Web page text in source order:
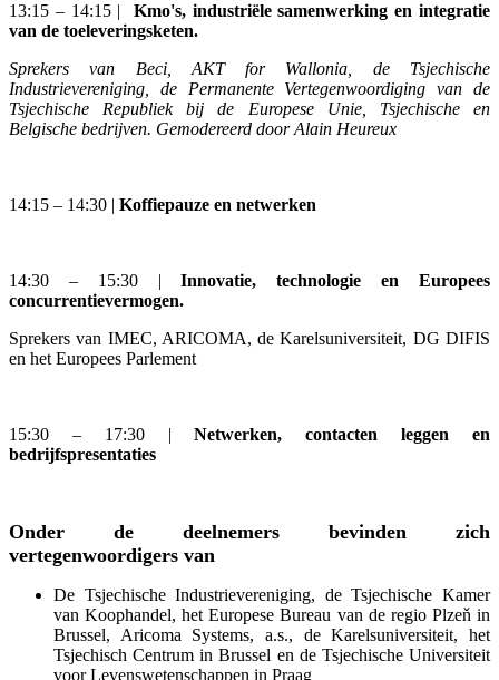
13:15 – 14:15 |
Kmo's, industriële samenwerking en integratie
van de toeleveringsketen.
Sprekers van Beci, AKT for Wallonia, de Tsjechische
Industrievereniging, de Permanente Vertegenwoordiging van de
Tsjechische Republiek bij de Europese Unie, Tsjechische en
Belgische bedrijven. Gemodereerd door Alain Heureux
14:15 – 14:30 | Koffiepauze en netwerken
14:30 – 15:30 |Innovatie, technologie en Europees
concurrentievermogen.
Sprekers van IMEC, ARICOMA, de Karelsuniversiteit, DG DIFIS
en het Europees Parlement
15:30 – 17:30 |Netwerken, contacten leggen en
bedrijfspresentaties
Onder de deelnemers bevinden zich
vertegenwoordigers van
De Tsjechische Industrievereniging, de Tsjechische Kamer
van Koophandel, het Europese Bureau van de regio Plzeň in
Brussel, Aricoma Systems, a.s., de Karelsuniversiteit, het
Tsjechisch Centrum in Brussel en de Tsjechische Universiteit
voor Levenswetenschappen in Praag